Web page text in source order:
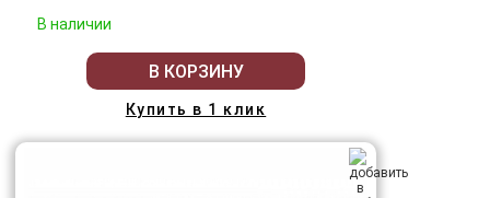
В наличии
В КОРЗИНУ
Купить в 1 клик